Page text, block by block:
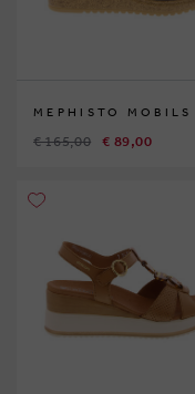
MEPHISTO MOBILS
€ 165,00 € 89,00